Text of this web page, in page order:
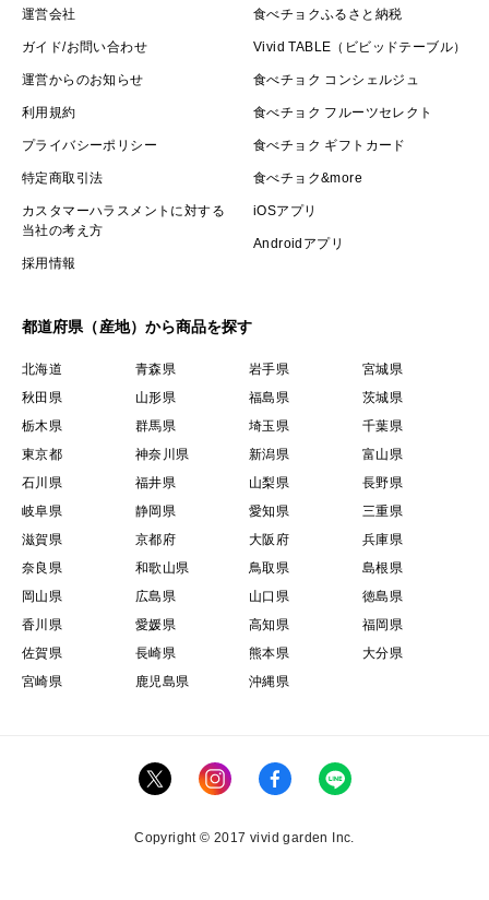
運営会社
ガイド/お問い合わせ
運営からのお知らせ
利用規約
プライバシーポリシー
特定商取引法
カスタマーハラスメントに対する
当社の考え方
採用情報
食べチョクふるさと納税
Vivid TABLE（ビビッドテーブル）
食べチョク コンシェルジュ
食べチョク フルーツセレクト
食べチョク ギフトカード
食べチョク&more
iOSアプリ
Androidアプリ
都道府県（産地）から商品を探す
北海道 青森県 岩手県
宮城県
秋田県
山形県 福島県
茨城県
栃木県
群馬県 埼玉県
千葉県
東京都
神奈川県 新潟県
富山県
石川県
福井県 山梨県
長野県
岐阜県
静岡県 愛知県
三重県
滋賀県
京都府 大阪府
兵庫県
奈良県
和歌山県 鳥取県
島根県
岡山県
広島県 山口県
徳島県
香川県
愛媛県 高知県
福岡県
佐賀県
長崎県 熊本県
大分県
宮崎県
鹿児島県 沖縄県
Copyright © 2017 vivid garden Inc.